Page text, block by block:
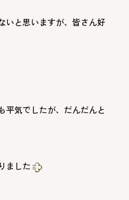
いと思いますが、皆さん好
平気でしたが、だんだんと
ました